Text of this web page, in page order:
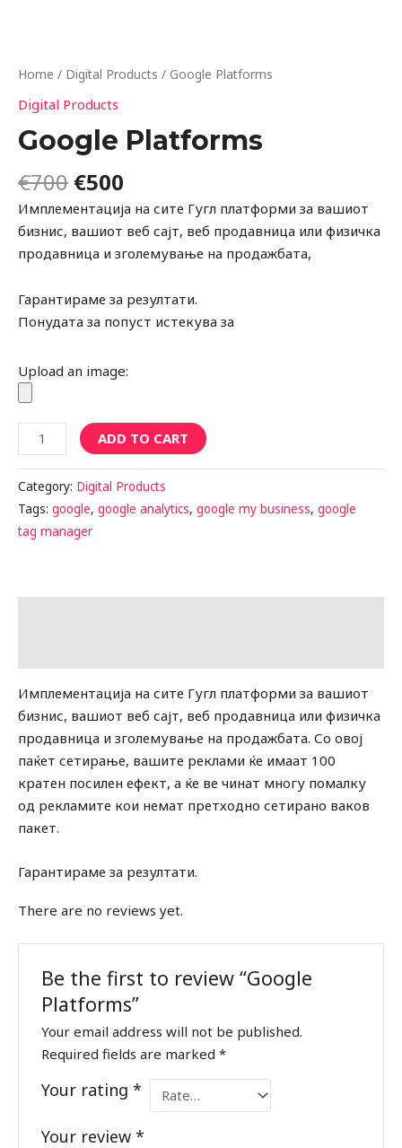
Home / Digital Products / Google Platforms
Digital Products
Google Platforms
€700 €500
Имплементација на сите Гугл платформи за вашиот
бизнис, вашиот веб сајт, веб продавница или физичка
продавница и зголемување на продажбата,
Гарантираме за резултати.
Понудата за попуст истекува за
Upload an image:
ADD TO CART
Category: Digital Products
Tags: google, google analytics, google my business, google
tag manager
Имплементација на сите Гугл платформи за вашиот
бизнис, вашиот веб сајт, веб продавница или физичка
продавница и зголемување на продажбата. Со овој
паќет сетирање, вашите реклами ќе имаат 100
кратен посилен ефект, а ќе ве чинат многу помалку
од рекламите кои немат претходно сетирано ваков
пакет.
Гарантираме за резултати.
There are no reviews yet.
Be the first to review “Google
Platforms”
Your email address will not be published.
Required fields are marked*
Your rating*
Your review*